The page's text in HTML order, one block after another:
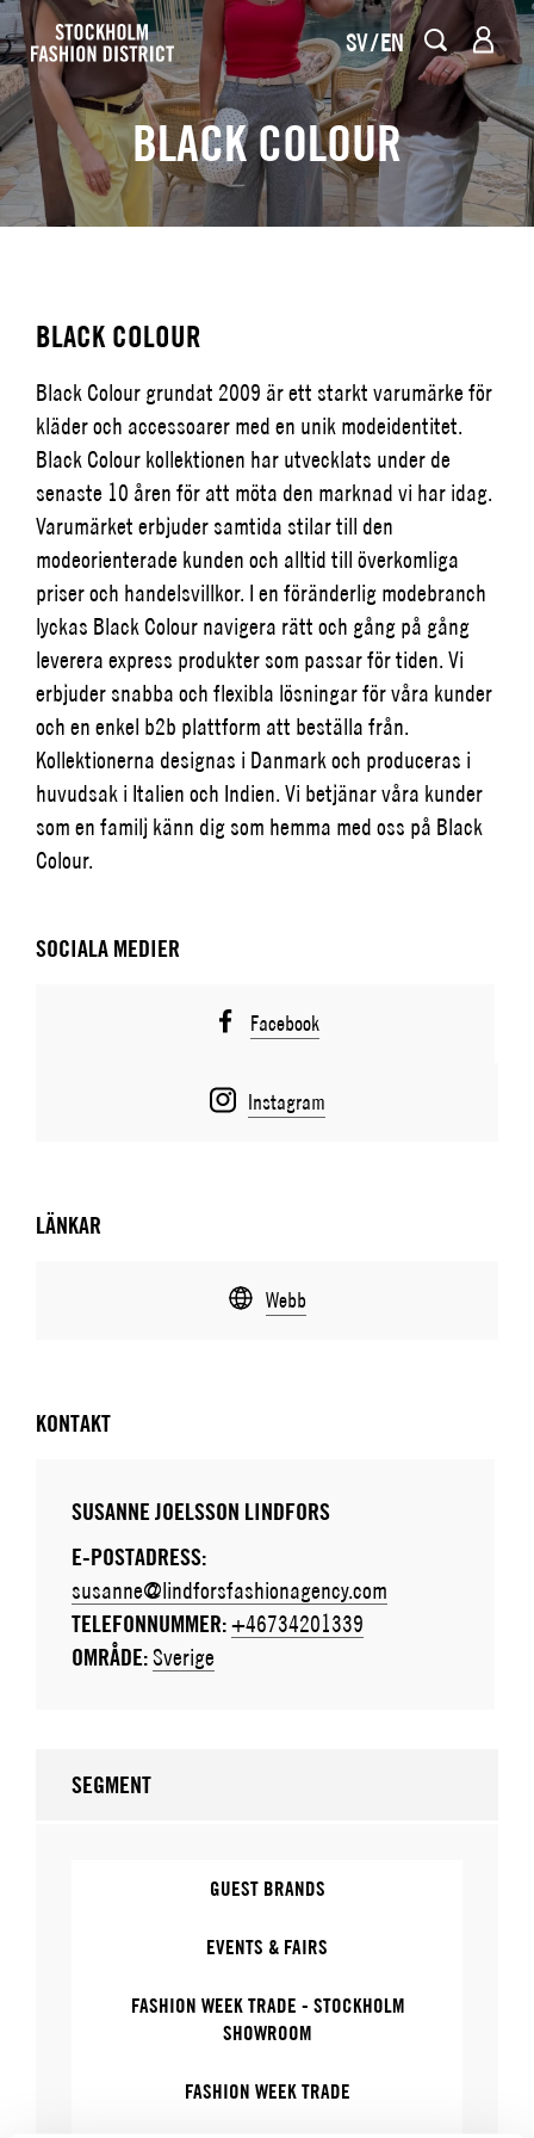
SV EN
BLACK COLOUR
BLACK COLOUR
Black Colour grundat 2009 är ett starkt varumärke för
kläder och accessoarer med en unik modeidentitet.
Black Colour kollektionen har utvecklats under de
senaste 10 åren för att möta den marknad vi har idag.
Varumärket erbjuder samtida stilar till den
modeorienterade kunden och alltid till överkomliga
priser och handelsvillkor. I en föränderlig modebranch
lyckas Black Colour navigera rätt och gång på gång
leverera express produkter som passar för tiden. Vi
erbjuder snabba och flexibla lösningar för våra kunder
och en enkel b2b plattform att beställa från.
Kollektionerna designas i Danmark och produceras i
huvudsak i Italien och Indien. Vi betjänar våra kunder
som en familj känn dig som hemma med oss på Black
Colour.
SOCIALA MEDIER
Facebook
Instagram
LÄNKAR
Webb
KONTAKT
SUSANNE JOELSSON LINDFORS
E-POSTADRESS:
susanne@lindforsfashionagency.com
TELEFONNUMMER:+46734201339
OMRÅDE:Sverige
SEGMENT
GUEST BRANDS
EVENTS & FAIRS
FASHION WEEK TRADE - STOCKHOLM
SHOWROOM
FASHION WEEK TRADE